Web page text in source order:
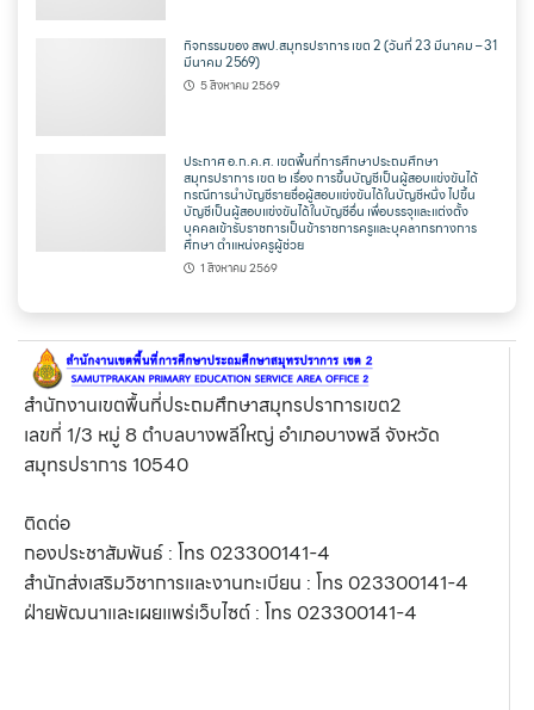
กิจกรรมของ สพป.สมุทรปราการ เขต 2 (วันที่ 23 มีนาคม – 31
มีนาคม 2569)
5 สิงหาคม 2569
ประกาศ อ.ก.ค.ศ. เขตพื้นที่การศึกษาประถมศึกษา
สมุทรปราการ เขต ๒ เรื่อง การขึ้นบัญชีเป็นผู้สอบแข่งขันได้
กรณีการนำบัญชีรายชื่อผู้สอบแข่งขันได้ในบัญชีหนึ่ง ไปขึ้น
บัญชีเป็นผู้สอบแข่งขันได้ในบัญชีอื่น เพื่อบรรจุและแต่งตั้ง
บุคคลเข้ารับราชการเป็นข้าราชการครูและบุคลากรทางการ
ศึกษา ตำแหน่งครูผู้ช่วย
1 สิงหาคม 2569
สำนักงานเขตพื้นที่ประถมศึกษาสมุทรปราการเขต2
เลขที่ 1/3 หมู่ 8 ตำบลบางพลีใหญ่ อำเภอบางพลี จังหวัด
สมุทรปราการ 10540
ติดต่อ
กองประชาสัมพันธ์ : โทร 023300141-4
สำนักส่งเสริมวิชาการและงานทะเบียน : โทร 023300141-4
ฝ่ายพัฒนาและเผยแพร่เว็บไซต์ : โทร 023300141-4